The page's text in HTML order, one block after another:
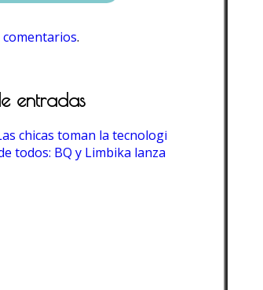
comentarios.
entradas
chicas toman la tecnología
todos: BQ y Limbika lanzan Accesibility Scan